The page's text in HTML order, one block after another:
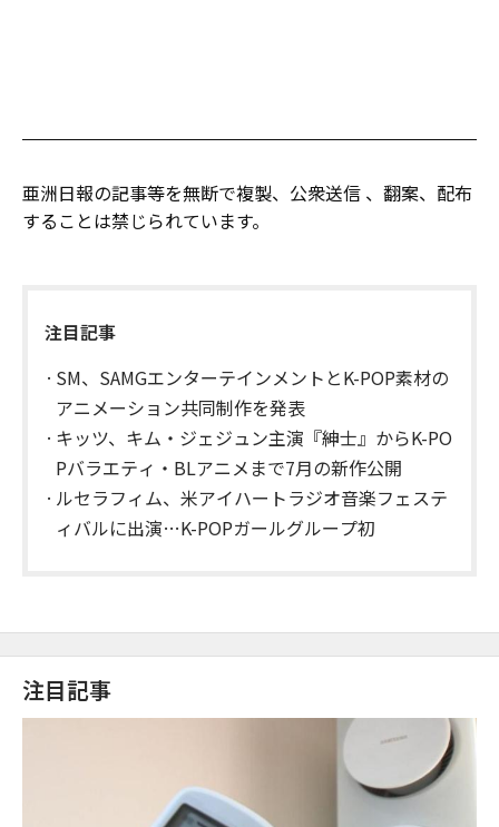
亜洲日報の記事等を無断で複製、公衆送信 、翻案、配布
することは禁じられています。
注目記事
SM、SAMGエンターテインメントとK-POP素材の
アニメーション共同制作を発表
キッツ、キム・ジェジュン主演『紳士』からK-PO
Pバラエティ・BLアニメまで7月の新作公開
ルセラフィム、米アイハートラジオ音楽フェステ
ィバルに出演…K-POPガールグループ初
注目記事